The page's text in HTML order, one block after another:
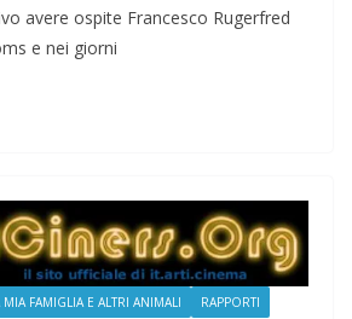
avere ospite Francesco Rugerfred
e nei giorni
FAMIGLIA E ALTRI ANIMALI RAPPORTI